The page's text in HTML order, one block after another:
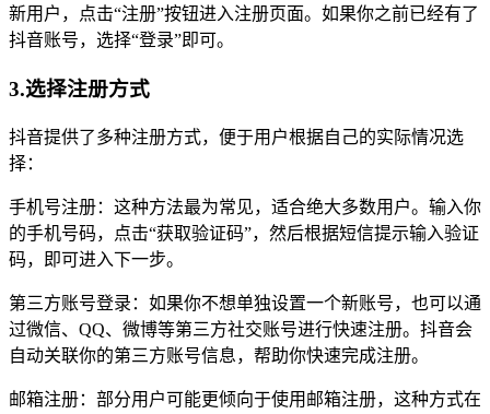
新用户，点击“注册”按钮进入注册页面。如果你之前已经有了
抖音账号，选择“登录”即可。
3.选择注册方式
抖音提供了多种注册方式，便于用户根据自己的实际情况选
择：
手机号注册：这种方法最为常见，适合绝大多数用户。输入你
的手机号码，点击“获取验证码”，然后根据短信提示输入验证
码，即可进入下一步。
第三方账号登录：如果你不想单独设置一个新账号，也可以通
过微信、QQ、微博等第三方社交账号进行快速注册。抖音会
自动关联你的第三方账号信息，帮助你快速完成注册。
邮箱注册：部分用户可能更倾向于使用邮箱注册，这种方式在